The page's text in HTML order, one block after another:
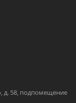
д. 58, подпомещение